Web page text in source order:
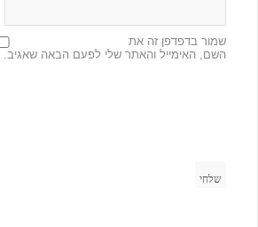
שמור בדפדפן זה את
השם, האימייל והאתר שלי לפעם הבאה שאגיב.